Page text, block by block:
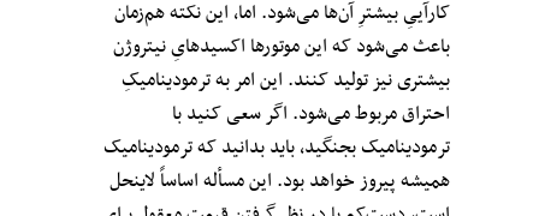
کارآییِ بیشترِ آن‌ها می‌شود. اما، این نکته هم‌زمان
باعث می‌شود که این موتورها اکسیدهایِ نیتروژن
بیشتری نیز تولید کنند. این امر به ترمودینامیکِ
احتراق مربوط می‌شود. اگر سعی کنید با
ترمودینامیک بجنگید، باید بدانید که ترمودینامیک
همیشه پیروز خواهد بود. این مسأله اساساً لاینحل